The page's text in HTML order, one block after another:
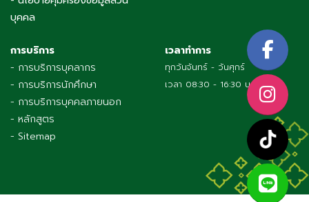
บุคคล
การบริการ
- การบริการบุคลากร
- การบริการนักศึกษา
- การบริการบุคคลภายนอก
- หลักสูตร
- Sitemap
เวลาทำการ
ทุกวันจันทร์ - วันศุกร์
เวลา 08:30 - 16:30 น.